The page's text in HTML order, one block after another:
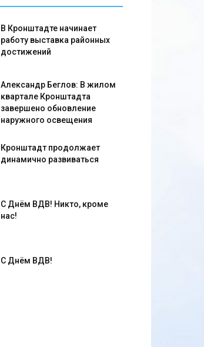
В Кронштадте начинает
работу выставка районных
достижений
Александр Беглов: В жилом
квартале Кронштадта
завершено обновление
наружного освещения
Кронштадт продолжает
динамично развиваться
С Днём ВДВ! Никто, кроме
нас!
С Днём ВДВ!